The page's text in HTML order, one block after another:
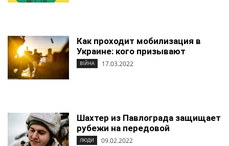
Как проходит мобилизация в
Украине: кого призывают
ВІЙНА 17.03.2022
Шахтер из Павлограда защищает
рубежи на передовой
ЛЮДИ 09.02.2022